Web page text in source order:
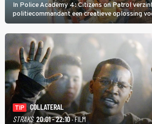
In Police Academy 4: Citizens on Patrol
politiecommandant een creatieve oplossing
agenten.
TIP
COLLATERAL
STRAKS 20:01 - 22:10· FILM